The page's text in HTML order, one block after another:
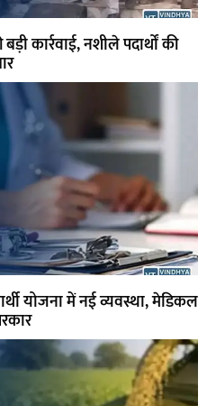
कार्रवाई, नशीले पदार्थों की
योजना में नई व्यवस्था, मेडिकल